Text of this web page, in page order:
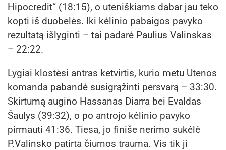
Hipocredit“ (18:15), o uteniškiams dabar jau teko
kopti iš duobelės. Iki kėlinio pabaigos pavyko
rezultatą išlyginti – tai padarė Paulius Valinskas
– 22:22.
Lygiai klostėsi antras ketvirtis, kurio metu Utenos
komanda pabandė susigrąžinti persvarą – 33:30.
Skirtumą augino Hassanas Diarra bei Evaldas
Šaulys (39:32), o po antrojo kėlinio pavyko
pirmauti 41:36. Tiesa, jo finiše nerimo sukėlė
P.Valinsko patirta čiurnos trauma. Vis tik ji